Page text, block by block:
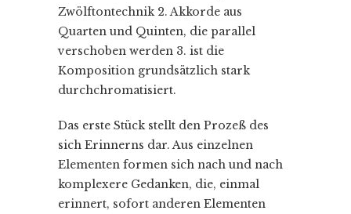
Zwölftontechnik 2. Akkorde aus
Quarten und Quinten, die parallel
verschoben werden 3. ist die
Komposition grundsätzlich stark
durchchromatisiert.
Das erste Stück stellt den Prozeß des
sich Erinnerns dar. Aus einzelnen
Elementen formen sich nach und nach
komplexere Gedanken, die, einmal
erinnert, sofort anderen Elementen